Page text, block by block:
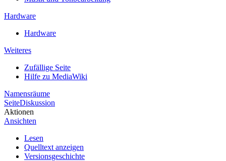
Hardware
Hardware
Weiteres
Zufällige Seite
Hilfe zu MediaWiki
Namensräume
SeiteDiskussion
Aktionen
Ansichten
Lesen
Quelltext anzeigen
Versionsgeschichte